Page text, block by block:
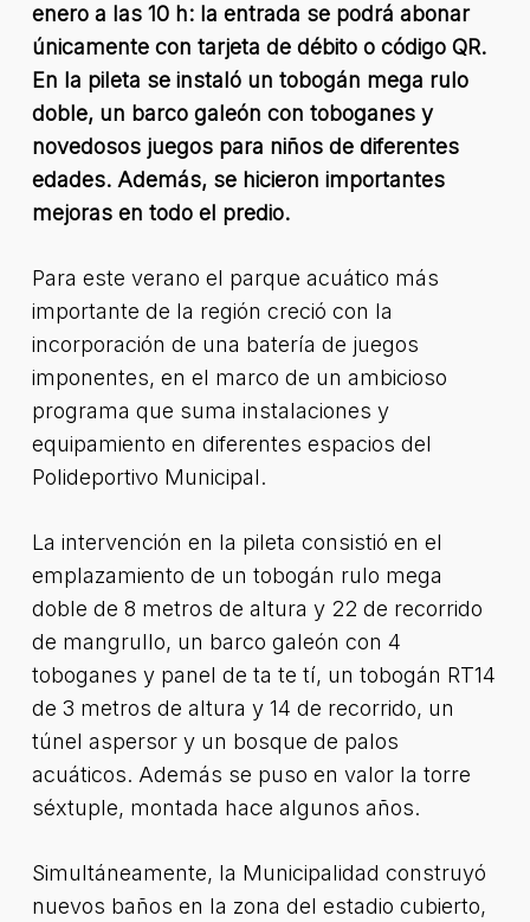
enero a las 10 h: la entrada se podrá abonar
únicamente con tarjeta de débito o código QR.
En la pileta se instaló un tobogán mega rulo
doble, un barco galeón con toboganes y
novedosos juegos para niños de diferentes
edades. Además, se hicieron importantes
mejoras en todo el predio.
Para este verano el parque acuático más
importante de la región creció con la
incorporación de una batería de juegos
imponentes, en el marco de un ambicioso
programa que suma instalaciones y
equipamiento en diferentes espacios del
Polideportivo Municipal.
La intervención en la pileta consistió en el
emplazamiento de un tobogán rulo mega
doble de 8 metros de altura y 22 de recorrido
de mangrullo, un barco galeón con 4
toboganes y panel de ta te tí, un tobogán RT14
de 3 metros de altura y 14 de recorrido, un
túnel aspersor y un bosque de palos
acuáticos. Además se puso en valor la torre
séxtuple, montada hace algunos años.
Simultáneamente, la Municipalidad construyó
nuevos baños en la zona del estadio cubierto,